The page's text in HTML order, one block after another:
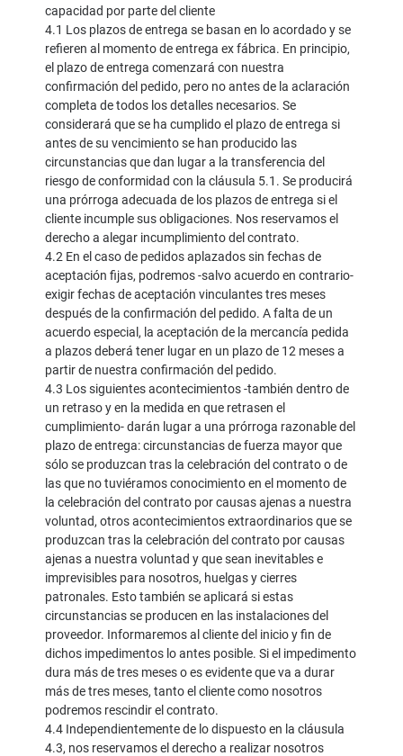
capacidad por parte del cliente
4.1 Los plazos de entrega se basan en lo acordado y se
refieren al momento de entrega ex fábrica. En principio,
el plazo de entrega comenzará con nuestra
confirmación del pedido, pero no antes de la aclaración
completa de todos los detalles necesarios. Se
considerará que se ha cumplido el plazo de entrega si
antes de su vencimiento se han producido las
circunstancias que dan lugar a la transferencia del
riesgo de conformidad con la cláusula 5.1. Se producirá
una prórroga adecuada de los plazos de entrega si el
cliente incumple sus obligaciones. Nos reservamos el
derecho a alegar incumplimiento del contrato.
4.2 En el caso de pedidos aplazados sin fechas de
aceptación fijas, podremos -salvo acuerdo en contrario-
exigir fechas de aceptación vinculantes tres meses
después de la confirmación del pedido. A falta de un
acuerdo especial, la aceptación de la mercancía pedida
a plazos deberá tener lugar en un plazo de 12 meses a
partir de nuestra confirmación del pedido.
4.3 Los siguientes acontecimientos -también dentro de
un retraso y en la medida en que retrasen el
cumplimiento- darán lugar a una prórroga razonable del
plazo de entrega: circunstancias de fuerza mayor que
sólo se produzcan tras la celebración del contrato o de
las que no tuviéramos conocimiento en el momento de
la celebración del contrato por causas ajenas a nuestra
voluntad, otros acontecimientos extraordinarios que se
produzcan tras la celebración del contrato por causas
ajenas a nuestra voluntad y que sean inevitables e
imprevisibles para nosotros, huelgas y cierres
patronales. Esto también se aplicará si estas
circunstancias se producen en las instalaciones del
proveedor. Informaremos al cliente del inicio y fin de
dichos impedimentos lo antes posible. Si el impedimento
dura más de tres meses o es evidente que va a durar
más de tres meses, tanto el cliente como nosotros
podremos rescindir el contrato.
4.4 Independientemente de lo dispuesto en la cláusula
4.3, nos reservamos el derecho a realizar nosotros